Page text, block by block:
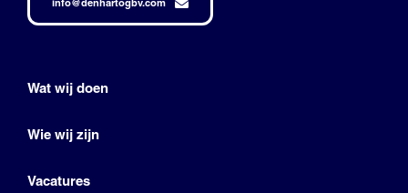
info@denhartogbv.com
Wat wij doen
Wie wij zijn
Vacatures